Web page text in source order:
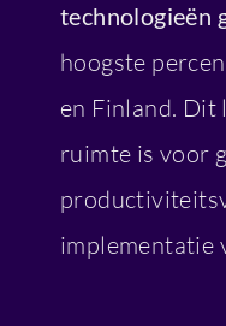
technologieën
hoogste
en Finland. Dit
ruimte is voor
implementatie